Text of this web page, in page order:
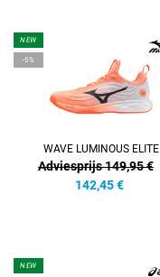
NEW
-5%
WAVE LUMINOUS ELITE
Adviesprijs 149,95 €
142,45 €
NEW